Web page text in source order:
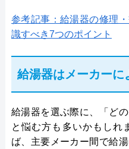
参考記事：給湯器の修理
識すべき7つのポイント
給湯器はメーカーに
給湯器を選ぶ際に、「ど
と悩む方も多いかもしれ
ば、主要メーカー間で給